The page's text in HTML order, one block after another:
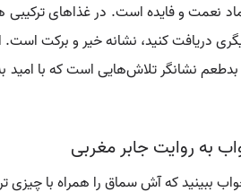
نعمت و فایده است. در غذاهای
دریافت کنید، نشانه خیر و برکت است.
نشانگر تلاش‌هایی است که با
به روایت جابر مغربی
ببینید که آش سماق را همراه با